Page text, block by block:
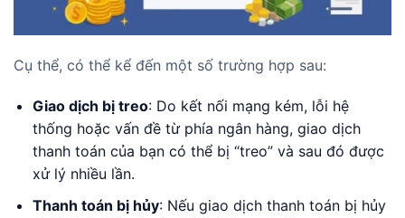
Cụ thể, có thể kể đến một số trường hợp sau:
Giao dịch bị treo: Do kết nối mạng kém, lỗi hệ
thống hoặc vấn đề từ phía ngân hàng, giao dịch
thanh toán của bạn có thể bị “treo” và sau đó được
xử lý nhiều lần.
Thanh toán bị hủy: Nếu giao dịch thanh toán bị hủy